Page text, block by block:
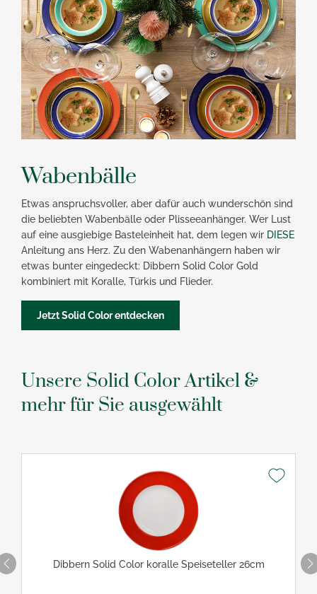
Wabenbälle
Etwas anspruchsvoller, aber dafür auch wunderschön sind
die beliebten Wabenbälle oder Plisseeanhänger. Wer Lust
auf eine ausgiebige Basteleinheit hat, dem legen wir DIESE
Anleitung ans Herz. Zu den Wabenanhängern haben wir
etwas bunter eingedeckt: Dibbern Solid Color Gold
kombiniert mit Koralle, Türkis und Flieder.
Jetzt Solid Color entdecken
Unsere Solid Color Artikel &
mehr für Sie ausgewählt
Dibbern Solid Color koralle Speiseteller 26cm